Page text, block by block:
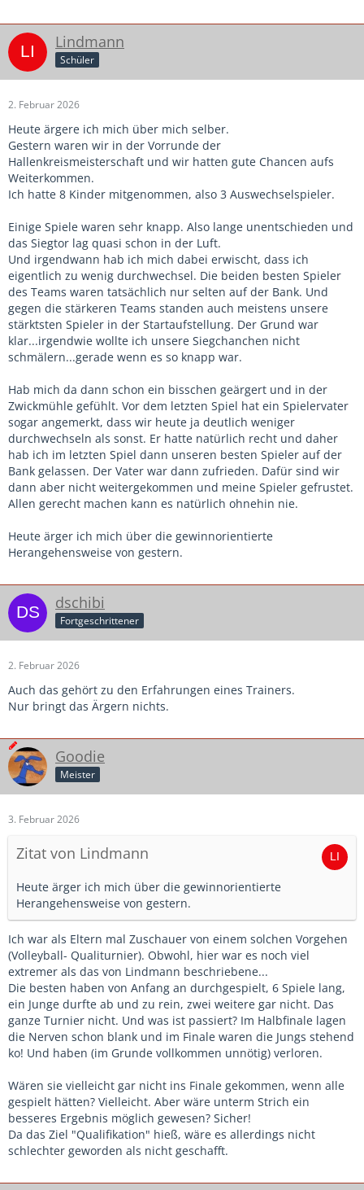
Lindmann
Schüler
2. Februar 2026
Heute ärgere ich mich über mich selber.
Gestern waren wir in der Vorrunde der
Hallenkreismeisterschaft und wir hatten gute Chancen aufs
Weiterkommen.
Ich hatte 8 Kinder mitgenommen, also 3 Auswechselspieler.
Einige Spiele waren sehr knapp. Also lange unentschieden und
das Siegtor lag quasi schon in der Luft.
Und irgendwann hab ich mich dabei erwischt, dass ich
eigentlich zu wenig durchwechsel. Die beiden besten Spieler
des Teams waren tatsächlich nur selten auf der Bank. Und
gegen die stärkeren Teams standen auch meistens unsere
stärktsten Spieler in der Startaufstellung. Der Grund war
klar...irgendwie wollte ich unsere Siegchanchen nicht
schmälern...gerade wenn es so knapp war.
Hab mich da dann schon ein bisschen geärgert und in der
Zwickmühle gefühlt. Vor dem letzten Spiel hat ein Spielervater
sogar angemerkt, dass wir heute ja deutlich weniger
durchwechseln als sonst. Er hatte natürlich recht und daher
hab ich im letzten Spiel dann unseren besten Spieler auf der
Bank gelassen. Der Vater war dann zufrieden. Dafür sind wir
dann aber nicht weitergekommen und meine Spieler gefrustet.
Allen gerecht machen kann es natürlich ohnehin nie.
Heute ärger ich mich über die gewinnorientierte
Herangehensweise von gestern.
dschibi
Fortgeschrittener
2. Februar 2026
Auch das gehört zu den Erfahrungen eines Trainers.
Nur bringt das Ärgern nichts.
Goodie
Meister
3. Februar 2026
Zitat von Lindmann
Heute ärger ich mich über die gewinnorientierte
Herangehensweise von gestern.
Ich war als Eltern mal Zuschauer von einem solchen Vorgehen
(Volleyball- Qualiturnier). Obwohl, hier war es noch viel
extremer als das von Lindmann beschriebene...
Die besten haben von Anfang an durchgespielt, 6 Spiele lang,
ein Junge durfte ab und zu rein, zwei weitere gar nicht. Das
ganze Turnier nicht. Und was ist passiert? Im Halbfinale lagen
die Nerven schon blank und im Finale waren die Jungs stehend
ko! Und haben (im Grunde vollkommen unnötig) verloren.
Wären sie vielleicht gar nicht ins Finale gekommen, wenn alle
gespielt hätten? Vielleicht. Aber wäre unterm Strich ein
besseres Ergebnis möglich gewesen? Sicher!
Da das Ziel "Qualifikation" hieß, wäre es allerdings nicht
schlechter geworden als nicht geschafft.